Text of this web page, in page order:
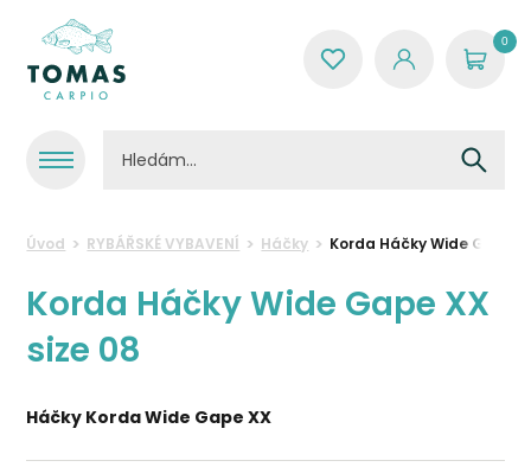
0
Úvod RYBÁŘSKÉ VYBAVENÍ Háčky Korda Háčky Wide Gape
Korda Háčky Wide Gape XX
size 08
Háčky Korda Wide Gape XX